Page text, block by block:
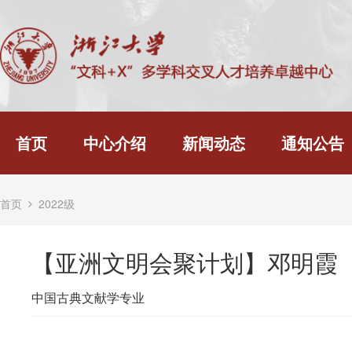
首页 中心介绍 新闻动态 通知公告
首页 2022级
【亚洲文明会聚计划】邓明霞
中国古典文献学专业